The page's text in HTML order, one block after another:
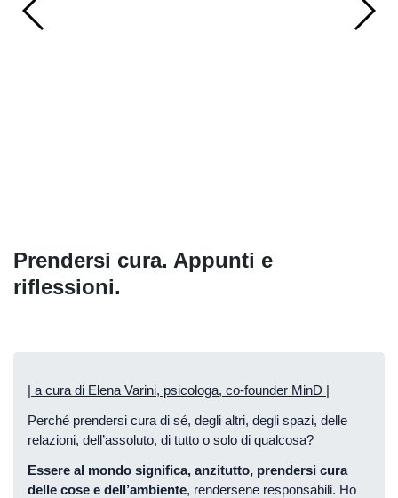
Prendersi cura. Appunti e
riflessioni.
| a cura di Elena Varini, psicologa, co-founder MinD |
Perché prendersi cura di sé, degli altri, degli spazi, delle
relazioni, dell’assoluto, di tutto o solo di qualcosa?
Essere al mondo significa, anzitutto, prendersi cura
delle cose e dell’ambiente, rendersene responsabili. Ho